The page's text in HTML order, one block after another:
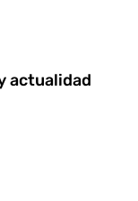
actualidad